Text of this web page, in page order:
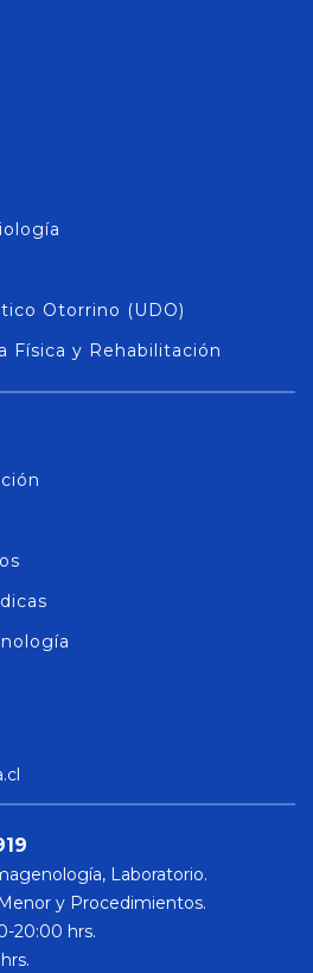
Otorrino (UDO)
Física y Rehabilitación
Laboratorio.
y Procedimientos.
20:00 hrs.